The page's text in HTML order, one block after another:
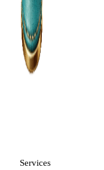
Services